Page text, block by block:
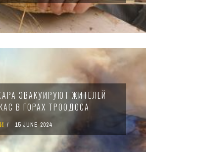
ЭВАКУИРУЮТ ЖИТЕЛЕЙ
В ГОРАХ ТРООДОСА
15 JUNE 2024